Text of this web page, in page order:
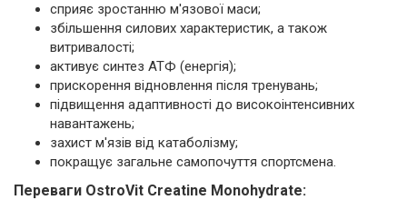
сприяє зростанню м'язової маси;
збільшення силових характеристик, а також
витривалості;
активує синтез АТФ (енергія);
прискорення відновлення після тренувань;
підвищення адаптивності до високоінтенсивних
навантажень;
захист м'язів від катаболізму;
покращує загальне самопочуття спортсмена.
Переваги OstroVit Creatine Monohydrate: